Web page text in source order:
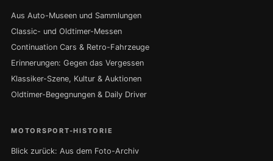
Aus Auto-Museen und Sammlungen
Classic- und Oldtimer-Messen
Continuation Cars & Retro-Fahrzeuge
Erinnerungen: Gegen das Vergessen
Klassiker-Szene, Kultur & Auktionen
Oldtimer-Begegnungen & Daily Driver
MOTORSPORT-HISTORIE
Blick zurück: Aus dem Foto-Archiv